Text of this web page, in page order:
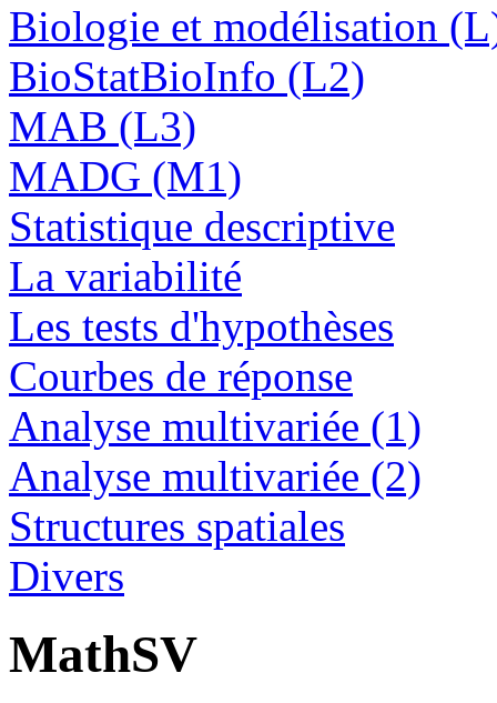
Biologie et modélisation
BioStatBioInfo (L2)
MAB (L3)
MADG (M1)
Statistique descriptive
La variabilité
Les tests d'hypothèses
Courbes de réponse
Analyse multivariée (1)
Analyse multivariée (2)
Structures spatiales
Divers
MathSV